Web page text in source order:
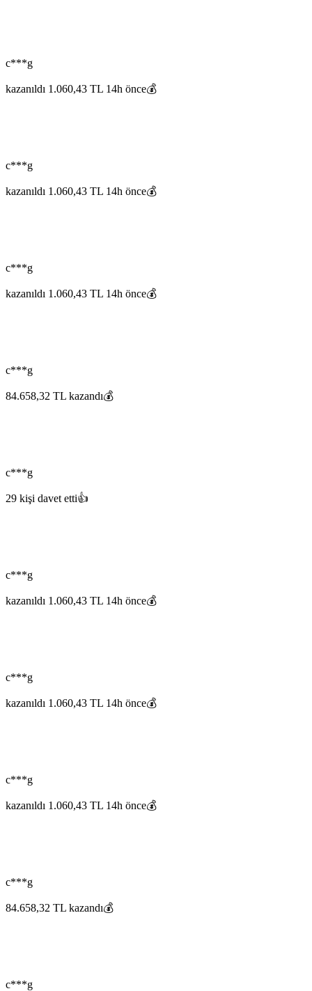
c***g
kazanıldı 1.060,43 TL 14h önce💰
c***g
kazanıldı 1.060,43 TL 14h önce💰
c***g
kazanıldı 1.060,43 TL 14h önce💰
c***g
84.658,32 TL kazandı💰
c***g
29 kişi davet etti👍
c***g
kazanıldı 1.060,43 TL 14h önce💰
c***g
kazanıldı 1.060,43 TL 14h önce💰
c***g
kazanıldı 1.060,43 TL 14h önce💰
c***g
84.658,32 TL kazandı💰
c***g